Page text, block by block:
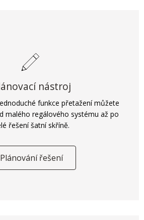
nástroj
funkce přetažení můžete
malého regálového systému až po
řešení šatní skříně.
Plánování řešení